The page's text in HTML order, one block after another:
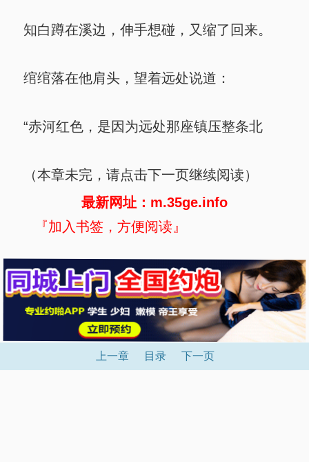
知白蹲在溪边，伸手想碰，又缩了回来。
绾绾落在他肩头，望着远处说道：
“赤河红色，是因为远处那座镇压整条北
（本章未完，请点击下一页继续阅读）
最新网址：m.35ge.info
『加入书签，方便阅读』
上一章 目录 下一页